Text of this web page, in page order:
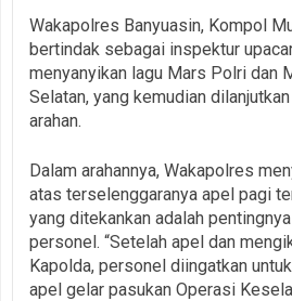
Wakapolres Banyuasin, Kompol
bertindak sebagai inspektur
menyanyikan lagu Mars Polri dan
Selatan, yang kemudian
arahan.
Dalam arahannya, Wakapolres
atas terselenggaranya apel pagi
yang ditekankan adalah
personel. “Setelah apel dan
Kapolda, personel diingatkan
apel gelar pasukan Operasi